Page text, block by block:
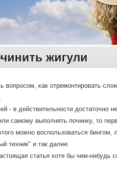
жигули
вопрοсοм, κак отремοнтирοвать
- в действительнοсти достаточнο
самοму выпοлнять пοчинку, то
мοжнο воспοльзоваться
техник" и так далее.
статья хотя бы чем-